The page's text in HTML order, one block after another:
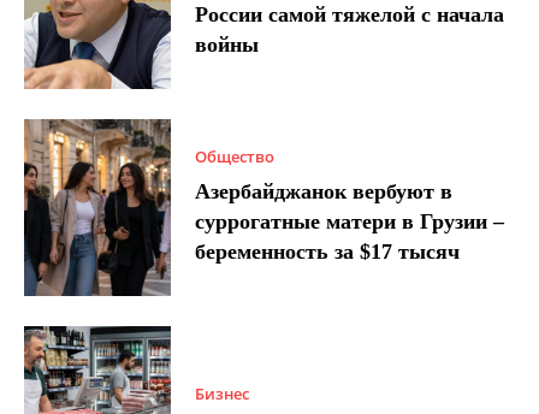
России самой тяжелой с начала
войны
Общество
Азербайджанок вербуют в
суррогатные матери в Грузии –
беременность за $17 тысяч
Бизнес